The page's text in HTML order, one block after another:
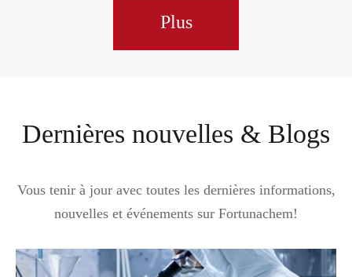
Plus
Dernières nouvelles & Blogs
Vous tenir à jour avec toutes les dernières informations,
nouvelles et événements sur Fortunachem!